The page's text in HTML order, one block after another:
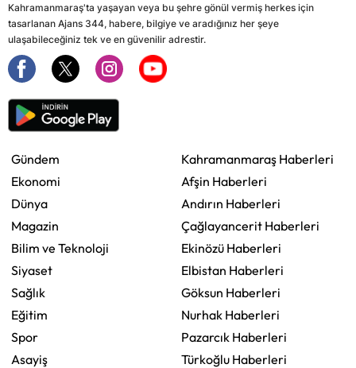
Kahramanmaraş'ta yaşayan veya bu şehre gönül vermiş herkes için
tasarlanan Ajans 344, habere, bilgiye ve aradığınız her şeye
ulaşabileceğiniz tek ve en güvenilir adrestir.
Gündem
Ekonomi
Dünya
Magazin
Bilim ve Teknoloji
Siyaset
Sağlık
Eğitim
Spor
Asayiş
Kahramanmaraş Haberleri
Afşin Haberleri
Andırın Haberleri
Çağlayancerit Haberleri
Ekinözü Haberleri
Elbistan Haberleri
Göksun Haberleri
Nurhak Haberleri
Pazarcık Haberleri
Türkoğlu Haberleri